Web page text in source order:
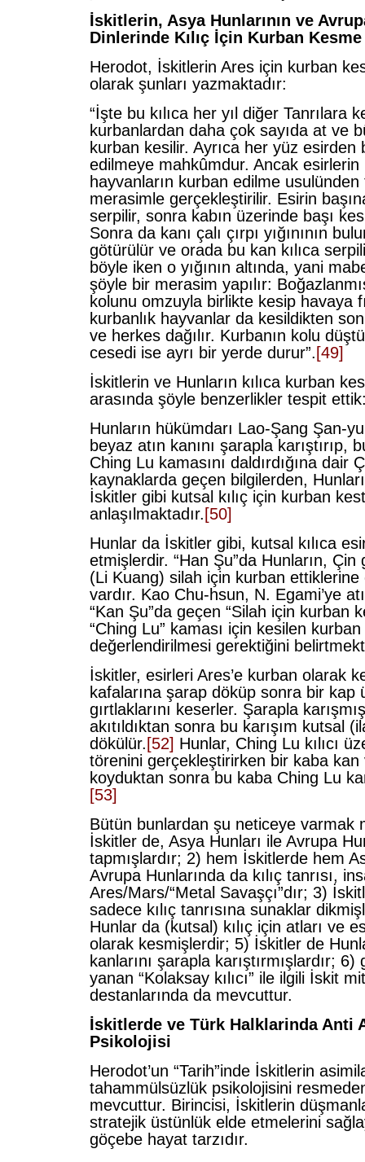
İskitlerin, Asya Hunlarının ve
Dinlerinde Kılıç İçin Kurban Kesme
Herodot, İskitlerin Ares için kurban
olarak şunları yazmaktadır:
“İşte bu kılıca her yıl diğer Tanrılara
kurbanlardan daha çok sayıda at ve
kurban kesilir. Ayrıca her yüz esirden
edilmeye mahkûmdur. Ancak
hayvanların kurban edilme usulünden
merasimle gerçekleştirilir. Esirin
serpilir, sonra kabın üzerinde başı
Sonra da kanı çalı çırpı yığınının
götürülür ve orada bu kan kılıca
böyle iken o yığının altında, yani
şöyle bir merasim yapılır:
kolunu omzuyla birlikte kesip havaya
kurbanlık hayvanlar da kesildikten
ve herkes dağılır. Kurbanın kolu
cesedi ise ayrı bir yerde durur”. [49]
İskitlerin ve Hunların kılıca kurban
arasında şöyle benzerlikler tespit
Hunların hükümdarı Lao-Şang Şan-
beyaz atın kanını şarapla karıştırıp,
Ching Lu kamasını daldırdığına dair
kaynaklarda geçen bilgilerden,
İskitler gibi kutsal kılıç için kurban
anlaşılmaktadır. [50]
Hunlar da İskitler gibi, kutsal kılıca
etmişlerdir. “Han Şu”da Hunların, Çin
(Li Kuang) silah için kurban ettiklerine
vardır. Kao Chu-hsun, N. Egami’ye
“Kan Şu”da geçen “Silah için kurban
“Ching Lu” kaması için kesilen
değerlendirilmesi gerektiğini
İskitler, esirleri Ares’e kurban olarak
kafalarına şarap döküp sonra bir kap
gırtlaklarını keserler. Şarapla
akıtıldıktan sonra bu karışım kutsal
dökülür. [52] Hunlar, Ching Lu kılıcı
törenini gerçekleştirirken bir kaba kan
koyduktan sonra bu kaba Ching Lu
[53]
Bütün bunlardan şu neticeye varmak
İskitler de, Asya Hunları ile Avrupa
tapmışlardır; 2) hem İskitlerde hem
Avrupa Hunlarında da kılıç tanrısı,
Ares/Mars/“Metal Savaşçı”dır; 3)
sadece kılıç tanrısına sunaklar
Hunlar da (kutsal) kılıç için atları ve
olarak kesmişlerdir; 5) İskitler de
kanlarını şarapla karıştırmışlardır;
yanan “Kolaksay kılıcı” ile ilgili İskit
destanlarında da mevcuttur.
İskitlerde ve Türk Halklarinda Anti
Psikolojisi
Herodot’un “Tarih”inde İskitlerin
tahammülsüzlük psikolojisini
mevcuttur. Birincisi, İskitlerin
stratejik üstünlük elde etmelerini
göçebe hayat tarzıdır.